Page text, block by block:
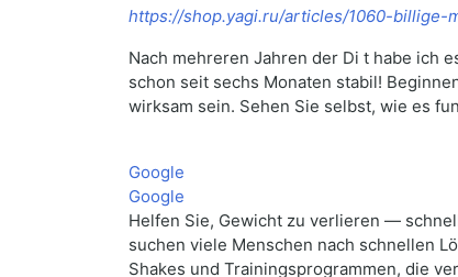
https://shop.yagi.ru/articles/1060-
Nach mehreren Jahren der Di t habe ich
schon seit sechs Monaten stabil!
wirksam sein. Sehen Sie selbst, wie es
Google
Google
Helfen Sie, Gewicht zu verlieren —
suchen viele Menschen nach schnellen
Shakes und Trainingsprogrammen, die